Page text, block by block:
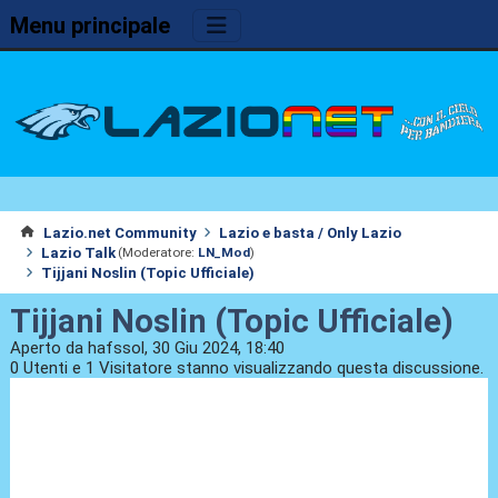
Menu principale
Lazio.net Community
Lazio e basta / Only Lazio
Lazio Talk (Moderatore: LN_Mod)
Tijjani Noslin (Topic Ufficiale)
Tijjani Noslin (Topic Ufficiale)
Aperto da hafssol, 30 Giu 2024, 18:40
0 Utenti e 1 Visitatore stanno visualizzando questa discussione.